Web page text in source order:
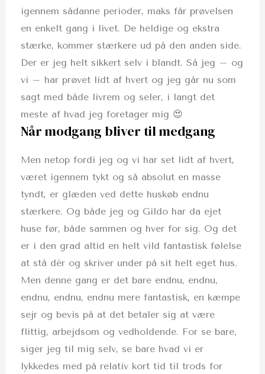
igennem sådanne perioder, maks får prøvelsen
en enkelt gang i livet. De heldige og ekstra
stærke, kommer stærkere ud på den anden side.
Der er jeg helt sikkert selv i blandt. Så jeg – og
vi – har prøvet lidt af hvert og jeg går nu som
sagt med både livrem og seler, i langt det
meste af hvad jeg foretager mig 😍
Når modgang bliver til medgang
Men netop fordi jeg og vi har set lidt af hvert,
været igennem tykt og så absolut en masse
tyndt, er glæden ved dette huskøb endnu
stærkere. Og både jeg og Gildo har da ejet
huse før, både sammen og hver for sig. Og det
er i den grad altid en helt vild fantastisk følelse
at stå dér og skriver under på sit helt eget hus.
Men denne gang er det bare endnu, endnu,
endnu, endnu, endnu mere fantastisk, en kæmpe
sejr og bevis på at det betaler sig at være
flittig, arbejdsom og vedholdende. For se bare,
siger jeg til mig selv, se bare hvad vi er
lykkedes med på relativ kort tid til trods for